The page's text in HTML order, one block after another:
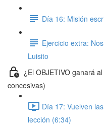
Día 16: Misión
Ejercicio extra:
Luisito
¿El OBJETIVO ganará
concesivas)
Día 17: Vuelven
lección (6:34)